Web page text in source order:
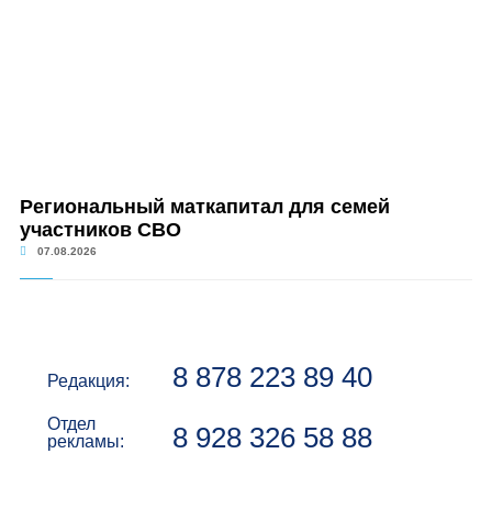
Региональный маткапитал для семей
участников СВО
07.08.2026
Редакция: 8 878 223 89 40
Отдел
рекламы:
8 928 326 58 88